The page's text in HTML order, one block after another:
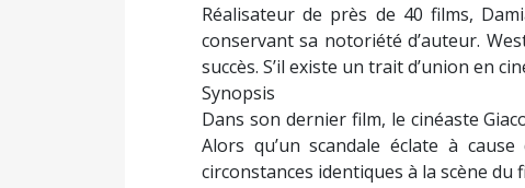
Réalisateur de près de 40 films,
conservant sa notoriété d’auteur.
succès. S’il existe un trait d’union en
Synopsis
Dans son dernier film, le cinéaste
Alors qu’un scandale éclate à
circonstances identiques à la scène du